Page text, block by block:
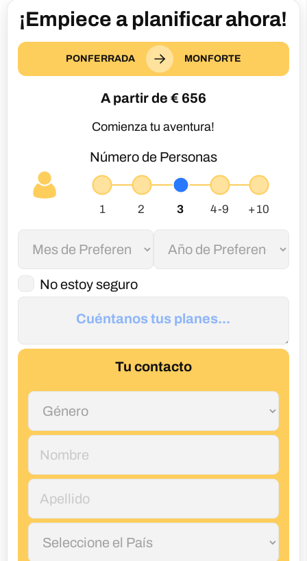
¡Empiece a planificar ahora!
PONFERRADA MONFORTE
A partir de € 656
Comienza tu aventura!
Número de Personas
No estoy seguro
Tu contacto